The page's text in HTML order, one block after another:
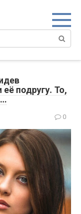
подругу. То,
0